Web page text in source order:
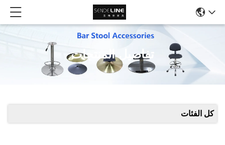
تفاصيل المنتجات
كل الفئات